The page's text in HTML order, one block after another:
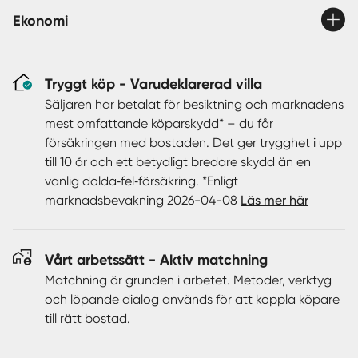
och i husets hjärta återfinns det nyligen renoverade köket
där planlösningen öppnats upp mot en generös
kakelugn på övre plan bidrar till en både stämningsfull
och funktionell inomhusmiljö.
Planlösningen är tilltalande med väl tilltagna
sällskapsytor på entréplan, där kök, matplats och
vardagsrum samspelar i en öppen och inbjudande
disposition. Här finns även flera sovrum, ett helkaklat
kakelugn, ett nyrenoverat badrum samt tre sovrum,
varav ett med utgång till balkong. Ett av rummen nyttjas
idag som walk-in closet, men kan enkelt återställas till
sovrum eller arbetsrum efter behov.
Ekonomi
Tryggt köp - Varudeklarerad villa
Säljaren har betalat för besiktning och marknadens
mest omfattande köparskydd* – du får
försäkringen med bostaden. Det ger trygghet i upp
till 10 år och ett betydligt bredare skydd än en
vanlig dolda‑fel‑försäkring. *Enligt
marknadsbevakning 2026-04-08 Läs mer här
Vårt arbetssätt - Aktiv matchning
Matchning är grunden i arbetet. Metoder, verktyg
och löpande dialog används för att koppla köpare
till rätt bostad.